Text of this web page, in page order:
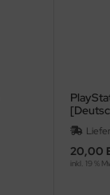
20,00
inkl. 19 %